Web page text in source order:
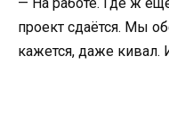
проект сдаётся. Мы
кажется, даже кивал.